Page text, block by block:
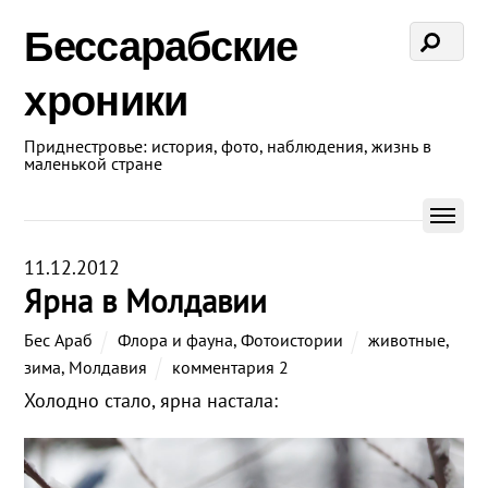
Бессарабские
хроники
Приднестровье: история, фото, наблюдения, жизнь в
маленькой стране
11.12.2012
Ярна в Молдавии
Бес Араб Флора и фауна,Фотоистории животные,
зима, Молдавия комментария 2
Холодно стало, ярна настала: